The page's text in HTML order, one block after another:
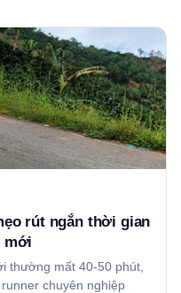
rút ngắn thời gian
mới
thường mất 40-50 phút,
chuyên nghiệp